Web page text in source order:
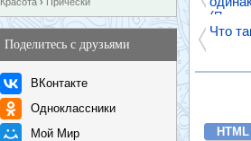
Поделитесь с друзьями
ВКонтакте
Одноклассники
Мой Мир
(
Что
HTML